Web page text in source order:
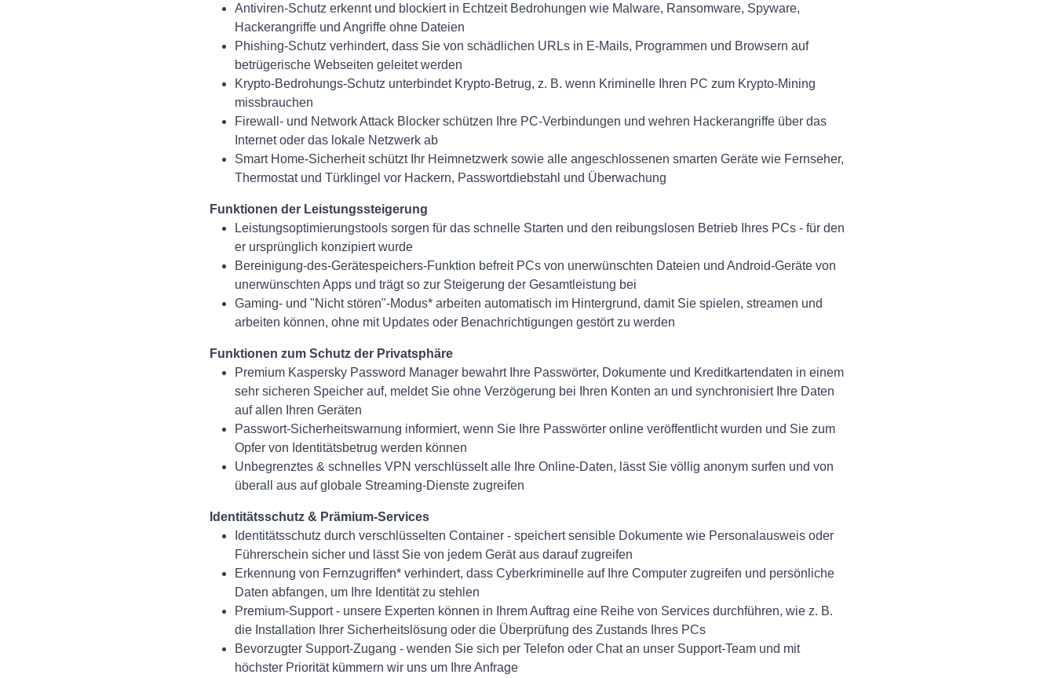
Antiviren-Schutz erkennt und blockiert in Echtzeit Bedrohungen wie Malware, Ransomware, Spyware,
Hackerangriffe und Angriffe ohne Dateien
Phishing-Schutz verhindert, dass Sie von schädlichen URLs in E-Mails, Programmen und Browsern auf
betrügerische Webseiten geleitet werden
Krypto-Bedrohungs-Schutz unterbindet Krypto-Betrug, z. B. wenn Kriminelle Ihren PC zum Krypto-Mining
missbrauchen
Firewall- und Network Attack Blocker schützen Ihre PC-Verbindungen und wehren Hackerangriffe über das
Internet oder das lokale Netzwerk ab
Smart Home-Sicherheit schützt Ihr Heimnetzwerk sowie alle angeschlossenen smarten Geräte wie Fernseher,
Thermostat und Türklingel vor Hackern, Passwortdiebstahl und Überwachung
Funktionen der Leistungssteigerung
Leistungsoptimierungstools sorgen für das schnelle Starten und den reibungslosen Betrieb Ihres PCs - für den
er ursprünglich konzipiert wurde
Bereinigung-des-Gerätespeichers-Funktion befreit PCs von unerwünschten Dateien und Android-Geräte von
unerwünschten Apps und trägt so zur Steigerung der Gesamtleistung bei
Gaming- und "Nicht stören"-Modus* arbeiten automatisch im Hintergrund, damit Sie spielen, streamen und
arbeiten können, ohne mit Updates oder Benachrichtigungen gestört zu werden
Funktionen zum Schutz der Privatsphäre
Premium Kaspersky Password Manager bewahrt Ihre Passwörter, Dokumente und Kreditkartendaten in einem
sehr sicheren Speicher auf, meldet Sie ohne Verzögerung bei Ihren Konten an und synchronisiert Ihre Daten
auf allen Ihren Geräten
Passwort-Sicherheitswarnung informiert, wenn Sie Ihre Passwörter online veröffentlicht wurden und Sie zum
Opfer von Identitätsbetrug werden können
Unbegrenztes & schnelles VPN verschlüsselt alle Ihre Online-Daten, lässt Sie völlig anonym surfen und von
überall aus auf globale Streaming-Dienste zugreifen
Identitätsschutz & Prämium-Services
Identitätsschutz durch verschlüsselten Container - speichert sensible Dokumente wie Personalausweis oder
Führerschein sicher und lässt Sie von jedem Gerät aus darauf zugreifen
Erkennung von Fernzugriffen* verhindert, dass Cyberkriminelle auf Ihre Computer zugreifen und persönliche
Daten abfangen, um Ihre Identität zu stehlen
Premium-Support - unsere Experten können in Ihrem Auftrag eine Reihe von Services durchführen, wie z. B.
die Installation Ihrer Sicherheitslösung oder die Überprüfung des Zustands Ihres PCs
Bevorzugter Support-Zugang - wenden Sie sich per Telefon oder Chat an unser Support-Team und mit
höchster Priorität kümmern wir uns um Ihre Anfrage